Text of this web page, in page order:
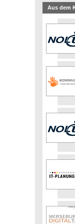
Aus dem